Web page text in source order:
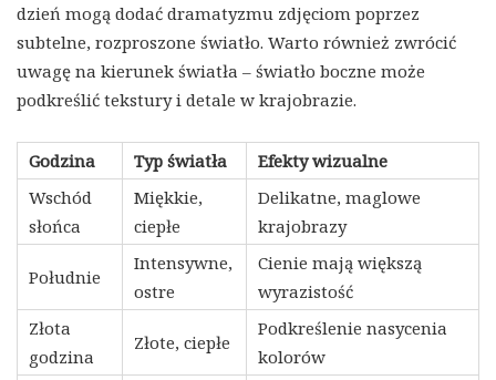
dzień mogą dodać dramatyzmu zdjęciom poprzez
subtelne, rozproszone światło. Warto również zwrócić
uwagę na kierunek światła – światło boczne może
podkreślić tekstury i detale w krajobrazie.
Godzina Typ światła
Efekty wizualne
Wschód
słońca
Miękkie,
ciepłe
Delikatne, maglowe
krajobrazy
Południe
Intensywne,
ostre
Cienie mają większą
wyrazistość
Złota
godzina
Złote, ciepłe
Podkreślenie nasycenia
kolorów